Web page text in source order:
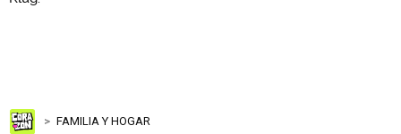
FAMILIA Y HOGAR